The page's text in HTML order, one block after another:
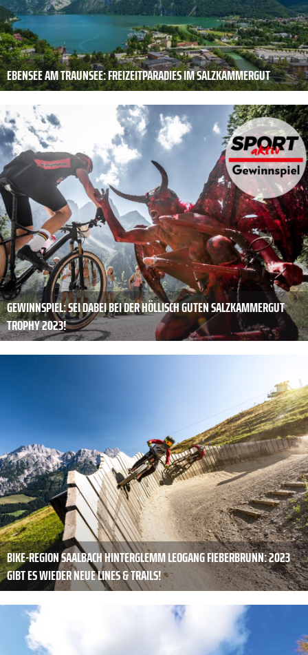
EBENSEE AM TRAUNSEE: FREIZEITPARADIES IM SALZKAMMERGUT
GEWINNSPIEL: SEI DABEI BEI DER HÖLLISCH GUTEN SALZKAMMERGUT
TROPHY 2023!
BIKE-REGION SAALBACH HINTERGLEMM LEOGANG FIEBERBRUNN: 2023
GIBT ES WIEDER NEUE LINES & TRAILS!